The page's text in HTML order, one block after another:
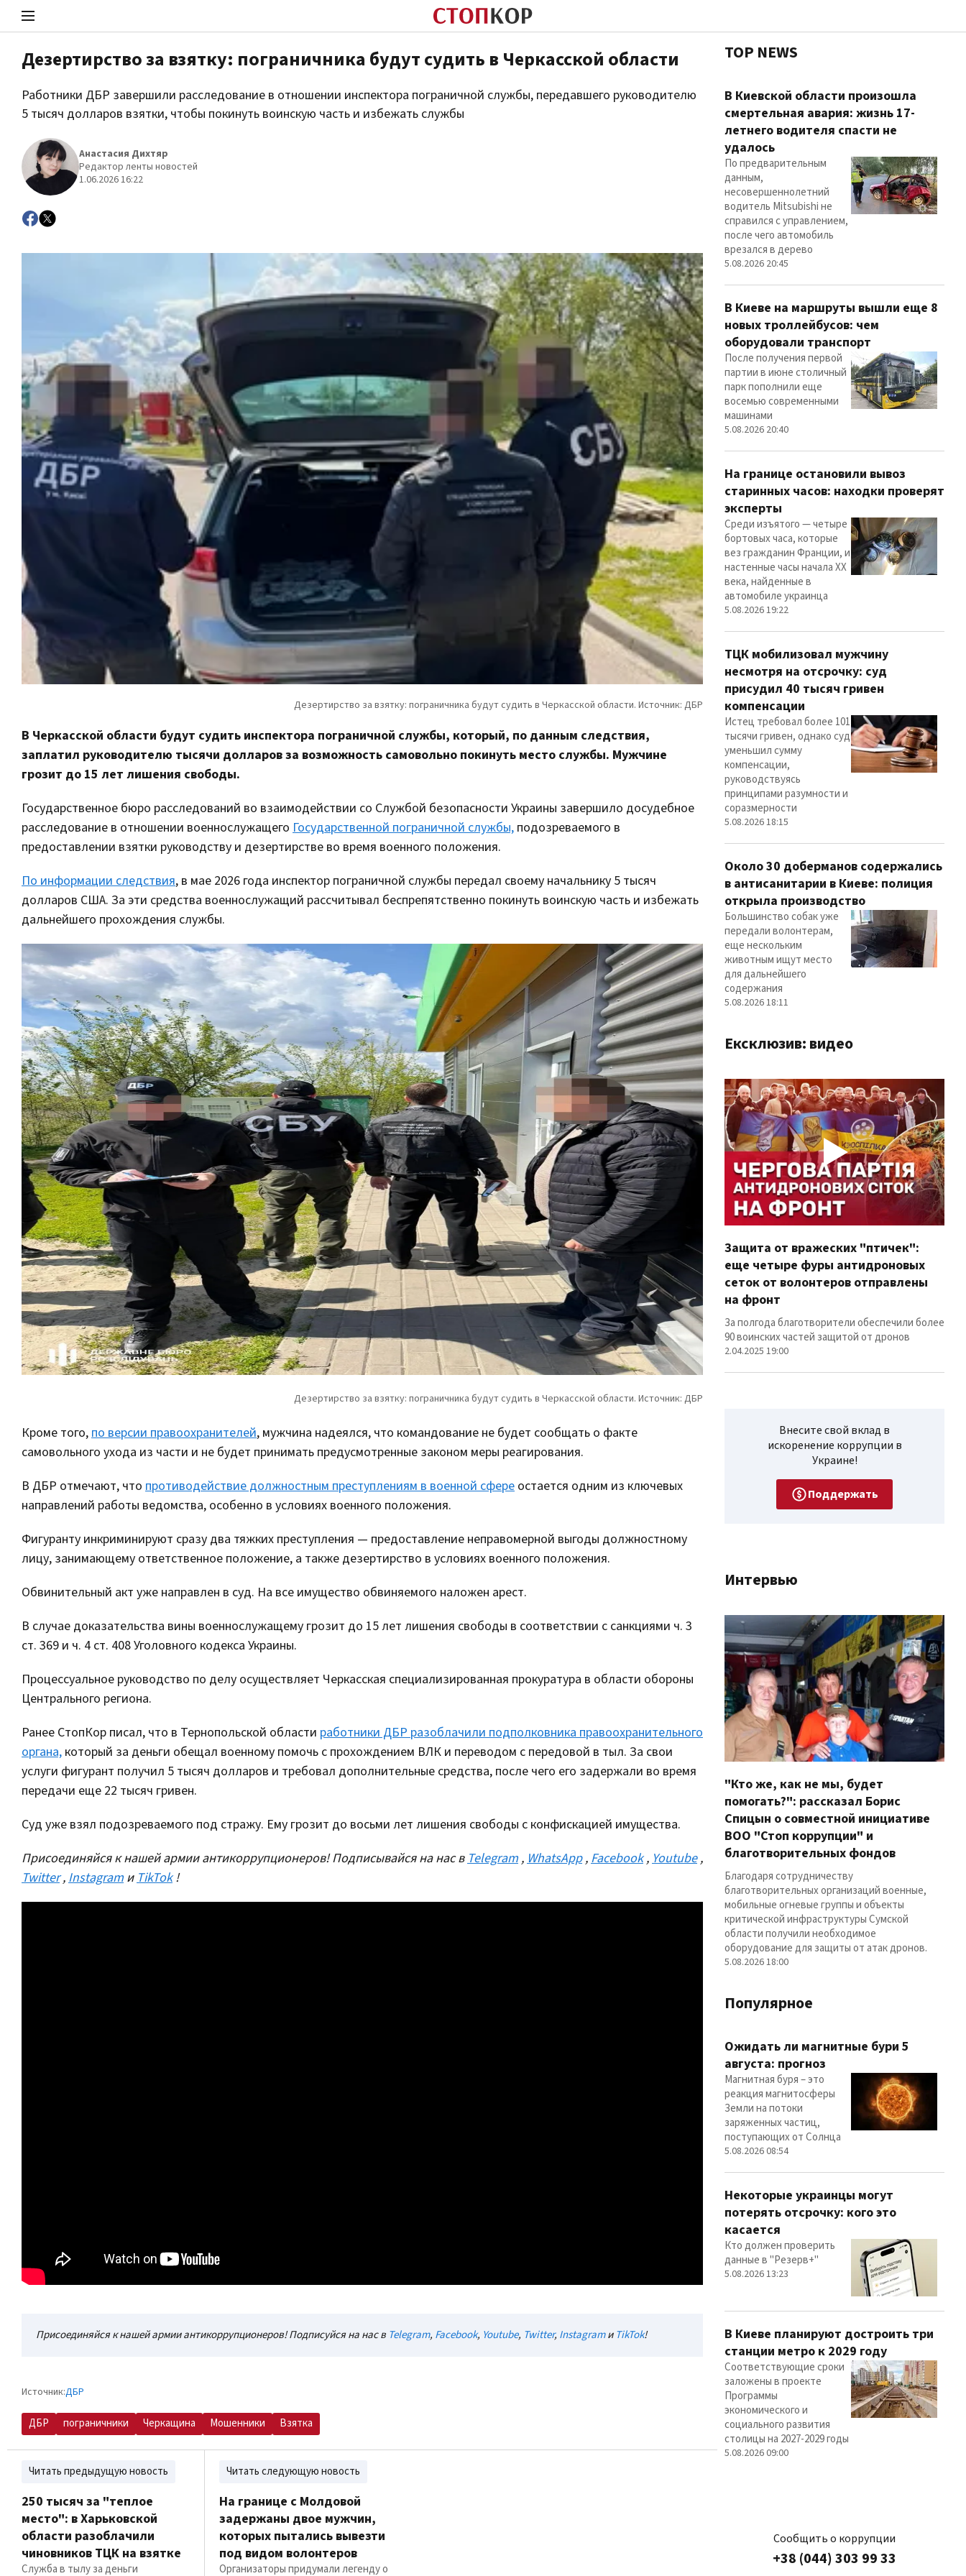
Стоп Политической Коррупции
Политика
Дезертирство за взятку: пограничника будут судить в Черкасской области
Работники ДБР завершили расследование в отношении инспектора пограничной службы, передавшего руководителю
5 тысяч долларов взятки, чтобы покинуть воинскую часть и избежать службы
Анастасия Дихтяр
Редактор ленты новостей
1.06.2026 16:22
В Черкасской области будут судить инспектора пограничной службы, который, по данным следствия,
заплатил руководителю тысячи долларов за возможность самовольно покинуть место службы. Мужчине
грозит до 15 лет лишения свободы.
Государственное бюро расследований во взаимодействии со Службой безопасности Украины завершило досудебное
расследование в отношении военнослужащего Государственной пограничной службы, подозреваемого в
предоставлении взятки руководству и дезертирстве во время военного положения.
По информации следствия, в мае 2026 года инспектор пограничной службы передал своему начальнику 5 тысяч
долларов США. За эти средства военнослужащий рассчитывал беспрепятственно покинуть воинскую часть и избежать
дальнейшего прохождения службы.
Кроме того,по версии правоохранителей, мужчина надеялся, что командование не будет сообщать о факте
самовольного ухода из части и не будет принимать предусмотренные законом меры реагирования.
В ДБР отмечают, что противодействие должностным преступлениям в военной сфере остается одним из ключевых
направлений работы ведомства, особенно в условиях военного положения.
Фигуранту инкриминируют сразу два тяжких преступления — предоставление неправомерной выгоды должностному
лицу, занимающему ответственное положение, а также дезертирство в условиях военного положения.
Обвинительный акт уже направлен в суд. На все имущество обвиняемого наложен арест.
В случае доказательства вины военнослужащему грозит до 15 лет лишения свободы в соответствии с санкциями ч. 3
ст. 369 и ч. 4 ст. 408 Уголовного кодекса Украины.
Процессуальное руководство по делу осуществляет Черкасская специализированная прокуратура в области обороны
Центрального региона.
Ранее СтопКор писал, что в Тернопольской области работники ДБР разоблачили подполковника правоохранительного
органа, который за деньги обещал военному помочь с прохождением ВЛК и переводом с передовой в тыл. За свои
услуги фигурант получил 5 тысяч долларов и требовал дополнительные средства, после чего его задержали во время
передачи еще 22 тысяч гривен.
Суд уже взял подозреваемого под стражу. Ему грозит до восьми лет лишения свободы с конфискацией имущества.
Присоединяйся к нашей армии антикоррупционеров! Подписывайся на нас вTelegram ,WhatsApp ,Facebook ,Youtube ,
Twitter ,Instagram иTikTok !
Присоединяйся к нашей армии антикоррупционеров! Подписуйся на нас в Telegram, Facebook, Youtube, Twitter, InstagramиTikTok!
Источник:ДБР
ДБР пограничники Черкащина Мошенники Взятка
Читать предыдущую новость
250 тысяч за "теплое
место": в Харьковской
области разоблачили
чиновников ТЦК на взятке
Служба в тылу за деньги
Читать следующую новость
На границе с Молдовой
задержаны двое мужчин,
которых пытались вывезти
под видом волонтеров
Организаторы придумали легенду о
TOP NEWS
В Киевской области произошла
смертельная авария: жизнь 17-
летнего водителя спасти не
удалось
По предварительным
данным,
несовершеннолетний
водитель Mitsubishi не
справился с управлением,
после чего автомобиль
врезался в дерево
5.08.2026 20:45
В Киеве на маршруты вышли еще 8
новых троллейбусов: чем
оборудовали транспорт
После получения первой
партии в июне столичный
парк пополнили еще
восемью современными
машинами
5.08.2026 20:40
На границе остановили вывоз
старинных часов: находки проверят
эксперты
Среди изъятого — четыре
бортовых часа, которые
вез гражданин Франции, и
настенные часы начала ХХ
века, найденные в
автомобиле украинца
5.08.2026 19:22
ТЦК мобилизовал мужчину
несмотря на отсрочку: суд
присудил 40 тысяч гривен
компенсации
Истец требовал более 101
тысячи гривен, однако суд
уменьшил сумму
компенсации,
руководствуясь
принципами разумности и
соразмерности
5.08.2026 18:15
Около 30 доберманов содержались
в антисанитарии в Киеве: полиция
открыла производство
Большинство собак уже
передали волонтерам,
еще нескольким
животным ищут место
для дальнейшего
содержания
5.08.2026 18:11
Ексклюзив: видео
Защита от вражеских "птичек":
еще четыре фуры антидроновых
сеток от волонтеров отправлены
на фронт
За полгода благотворители обеспечили более
90 воинских частей защитой от дронов
2.04.2025 19:00
Внесите свой вклад в
искоренение коррупции в
Украине!
Поддержать
Интервью
"Кто же, как не мы, будет
помогать?": рассказал Борис
Спицын о совместной инициативе
ВОО "Стоп коррупции" и
благотворительных фондов
Благодаря сотрудничеству
благотворительных организаций военные,
мобильные огневые группы и объекты
критической инфраструктуры Сумской
области получили необходимое
оборудование для защиты от атак дронов.
5.08.2026 18:00
Популярное
Ожидать ли магнитные бури 5
августа: прогноз
Магнитная буря – это
реакция магнитосферы
Земли на потоки
заряженных частиц,
поступающих от Солнца
5.08.2026 08:54
Некоторые украинцы могут
потерять отсрочку: кого это
касается
Кто должен проверить
данные в "Резерв+"
5.08.2026 13:23
В Киеве планируют достроить три
станции метро к 2029 году
Соответствующие сроки
заложены в проекте
Программы
экономического и
социального развития
столицы на 2027-2029 годы
5.08.2026 09:00
Сообщить о коррупции
+38 (044) 303 99 33